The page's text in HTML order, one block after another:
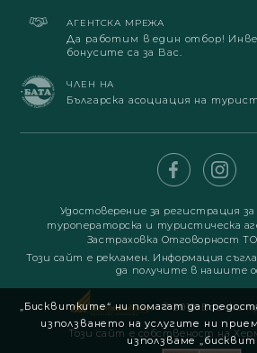
АГЕНТСКА МРЕЖА
Да работим в един отбор!
бонусите са за Вас.
ЧЛЕН НА
Българска асоциация на
Удостоверение за регистрация
туроператорска и туристическа
Застраховка Отговорност
Този сайт е рекламен. Информация
да получите в нашите
© 2019. Всички
Този сайт е собственост на
„Бисквитките“ ни помагат да
използването на услугите ни
използваме